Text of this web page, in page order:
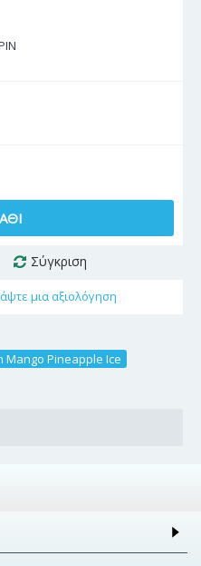
Σύγκριση
μια αξιολόγηση
Mango Pineapple Ice